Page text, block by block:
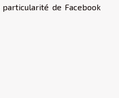
de Facebook